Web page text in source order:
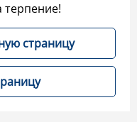
терпение!
страницу